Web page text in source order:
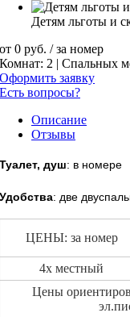
Детям льготы и
от 0 руб. / за номер
Комнат: 2 | Спальных
Оформить заявку
Есть вопросы?
Описание
Отзывы
Туалет, душ: в номере
Удобства: две
ЦЕНЫ: за номер
4х местный
Цены